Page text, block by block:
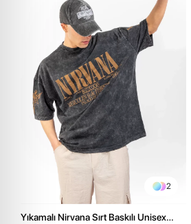
2
Yıkamalı Nirvana Sırt Baskılı Unisex